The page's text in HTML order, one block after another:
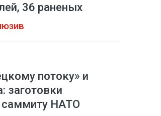
36 раненых
потоку» и
заготовки
саммиту НАТО